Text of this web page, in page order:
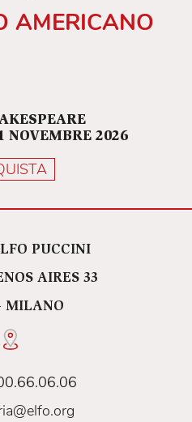
AMERICANO
NOVEMBRE 2026
PUCCINI
AIRES 33
MILANO